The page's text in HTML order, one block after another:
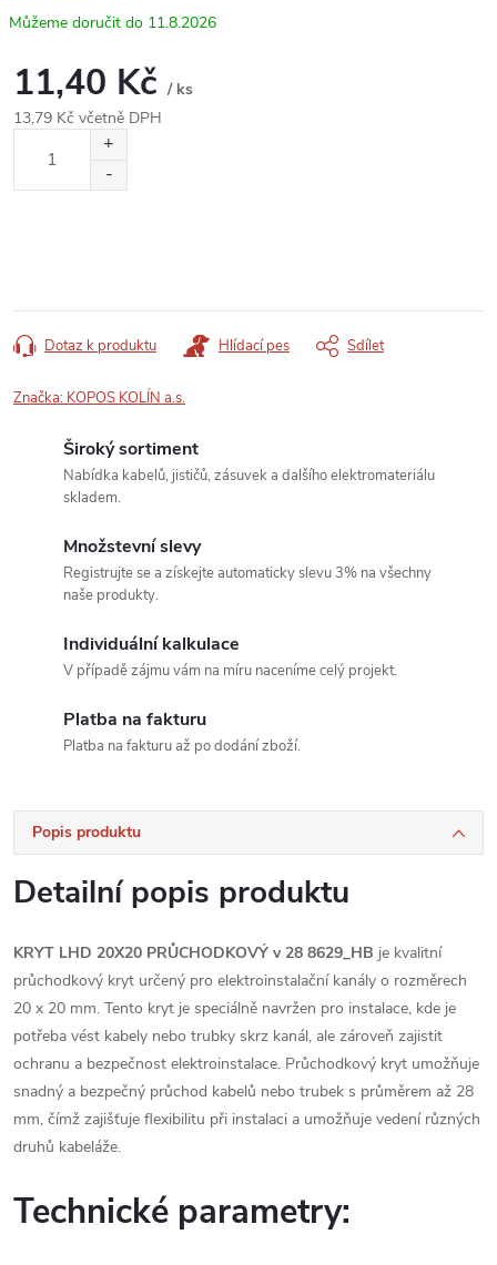
11.8.2026
11,40 Kč / ks
13,79 Kč včetně DPH
Dotaz k produktu Hlídací pes Sdílet
Značka: KOPOS KOLÍN a.s.
Široký sortiment
Nabídka kabelů, jističů, zásuvek a dalšího elektromateriálu
skladem.
Množstevní slevy
Registrujte se a získejte automaticky slevu 3% na všechny
naše produkty.
Individuální kalkulace
V případě zájmu vám na míru naceníme celý projekt.
Platba na fakturu
Platba na fakturu až po dodání zboží.
Popis produktu
Detailní popis produktu
KRYT LHD 20X20 PRŮCHODKOVÝ v 28 8629_HB je kvalitní
průchodkový kryt určený pro elektroinstalační kanály o rozměrech
20 x 20 mm. Tento kryt je speciálně navržen pro instalace, kde je
potřeba vést kabely nebo trubky skrz kanál, ale zároveň zajistit
ochranu a bezpečnost elektroinstalace. Průchodkový kryt umožňuje
snadný a bezpečný průchod kabelů nebo trubek s průměrem až 28
mm, čímž zajišťuje flexibilitu při instalaci a umožňuje vedení různých
druhů kabeláže.
Technické parametry: